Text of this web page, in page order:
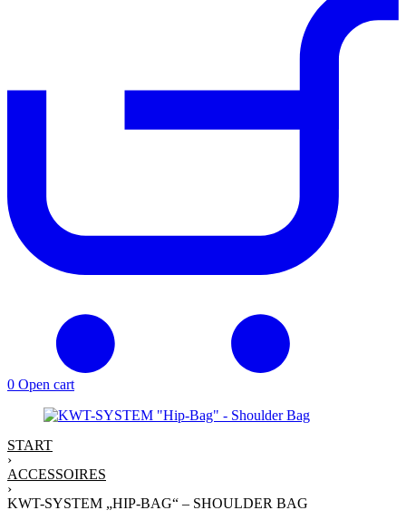
0 Open cart
START
›
ACCESSOIRES
›
KWT-SYSTEM „HIP-BAG“ – SHOULDER BAG